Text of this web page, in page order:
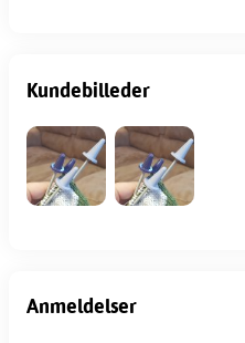
Kundebilleder
Anmeldelser